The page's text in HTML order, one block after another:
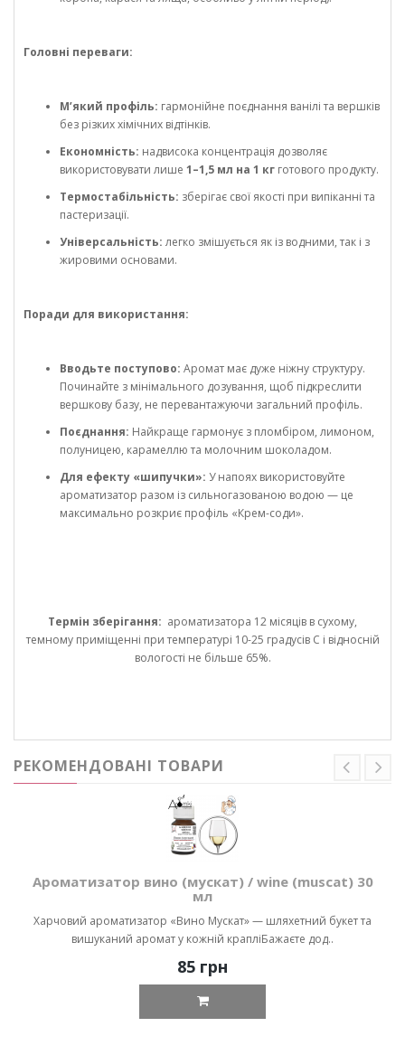
Головні переваги:
М’який профіль: гармонійне поєднання ванілі та вершків
без різких хімічних відтінків.
Економність: надвисока концентрація дозволяє
використовувати лише 1–1,5 мл на 1 кг готового продукту.
Термостабільність: зберігає свої якості при випіканні та
пастеризації.
Універсальність: легко змішується як із водними, так і з
жировими основами.
Поради для використання:
Вводьте поступово: Аромат має дуже ніжну структуру.
Починайте з мінімального дозування, щоб підкреслити
вершкову базу, не перевантажуючи загальний профіль.
Поєднання: Найкраще гармонує з пломбіром, лимоном,
полуницею, карамеллю та молочним шоколадом.
Для ефекту «шипучки»: У напоях використовуйте
ароматизатор разом із сильногазованою водою — це
максимально розкриє профіль «Крем-соди».
Термін зберігання: ароматизатора 12 місяців в сухому,
темному приміщенні при температурі 10-25 градусів С і відносній
вологості не більше 65%.
РЕКОМЕНДОВАНІ ТОВАРИ
Ароматизатор вино (мускат) / wine (muscat) 30
мл
Харчовий ароматизатор «Вино Мускат» — шляхетний букет та
вишуканий аромат у кожній крапліБажаєте дод..
85 грн